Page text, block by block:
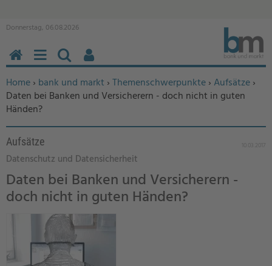
Donnerstag, 06.08.2026
Sie befinden sich hier:
Home› bank und markt ›Themenschwerpunkte› Aufsätze›
Daten bei Banken und Versicherern - doch nicht in guten
Händen?
Aufsätze
Datenschutz und Datensicherheit
Daten bei Banken und Versicherern -
doch nicht in guten Händen?
HOMEMENÜSUCHEN
BENUTZERFUNKTIONEN